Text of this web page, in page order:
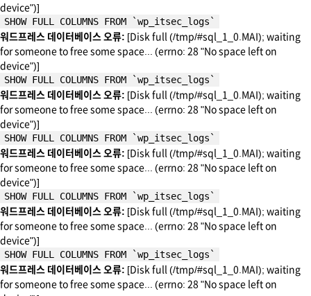
device")]
SHOW FULL COLUMNS FROM `wp_itsec_logs`
워드프레스 데이터베이스 오류: [Disk full (/tmp/#sql_1_0.MAI); waiting
for someone to free some space... (errno: 28 "No space left on
device")]
SHOW FULL COLUMNS FROM `wp_itsec_logs`
워드프레스 데이터베이스 오류: [Disk full (/tmp/#sql_1_0.MAI); waiting
for someone to free some space... (errno: 28 "No space left on
device")]
SHOW FULL COLUMNS FROM `wp_itsec_logs`
워드프레스 데이터베이스 오류: [Disk full (/tmp/#sql_1_0.MAI); waiting
for someone to free some space... (errno: 28 "No space left on
device")]
SHOW FULL COLUMNS FROM `wp_itsec_logs`
워드프레스 데이터베이스 오류: [Disk full (/tmp/#sql_1_0.MAI); waiting
for someone to free some space... (errno: 28 "No space left on
device")]
SHOW FULL COLUMNS FROM `wp_itsec_logs`
워드프레스 데이터베이스 오류: [Disk full (/tmp/#sql_1_0.MAI); waiting
for someone to free some space... (errno: 28 "No space left on